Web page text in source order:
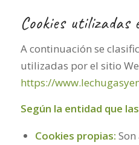
Cookies utilizadas
A continuación se
utilizadas por el sitio
https://
Según la entidad que
Cookies propias: